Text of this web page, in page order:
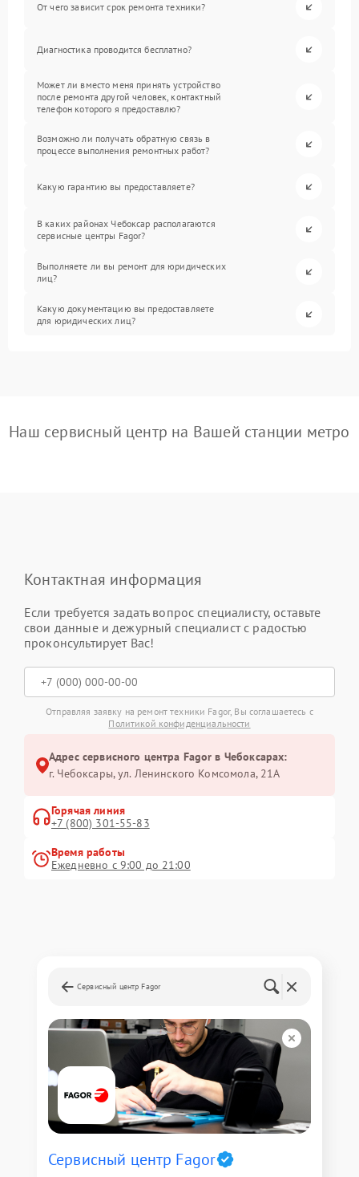
От чего зависит срок ремонта техники?
Диагностика проводится бесплатно?
Может ли вместо меня принять устройство
после ремонта другой человек, контактный
телефон которого я предоставлю?
Возможно ли получать обратную связь в
процессе выполнения ремонтных работ?
Какую гарантию вы предоставляете?
В каких районах Чебоксар располагаются
сервисные центры Fagor?
Выполняете ли вы ремонт для юридических
лиц?
Какую документацию вы предоставляете
для юридических лиц?
Наш сервисный центр на Вашей станции метро
Контактная информация
Если требуется задать вопрос специалисту, оставьте
свои данные и дежурный специалист с радостью
проконсультирует Вас!
Отправляя заявку на ремонт техники Fagor, Вы соглашаетесь с
Политикой конфиденциальности
Адрес сервисного центра Fagor в Чебоксарах:
г. Чебоксары, ул. Ленинского Комсомола, 21А
Горячая линия
+7 (800) 301-55-83
Время работы
Ежедневно с 9:00 до 21:00
Сервисный центр Fagor
Сервисный центр Fagor